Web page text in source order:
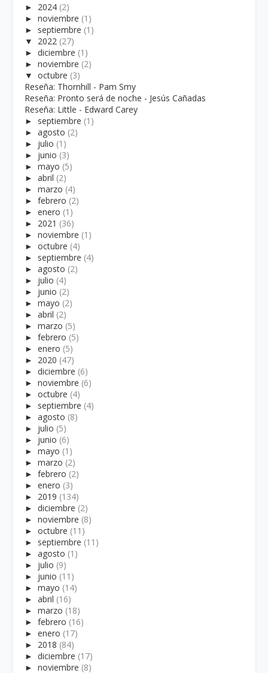
► 2024 (2)
► noviembre (1)
► septiembre (1)
▼
2022 (27)
► diciembre (1)
► noviembre (2)
▼ octubre (3)
Reseña: Thornhill - Pam Smy
Reseña: Pronto será de noche - Jesús Cañadas
Reseña: Little - Edward Carey
► septiembre (1)
► agosto (2)
► julio (1)
► junio (3)
► mayo (5)
► abril (2)
► marzo (4)
► febrero (2)
► enero (1)
► 2021 (36)
► noviembre (1)
► octubre (4)
► septiembre (4)
► agosto (2)
► julio (4)
► junio (2)
► mayo (2)
► abril (2)
► marzo (5)
► febrero (5)
► enero (5)
► 2020 (47)
► diciembre (6)
► noviembre (6)
► octubre (4)
► septiembre (4)
► agosto (8)
► julio (5)
► junio (6)
► mayo (1)
► marzo (2)
► febrero (2)
► enero (3)
► 2019 (134)
► diciembre (2)
► noviembre (8)
► octubre (11)
► septiembre (11)
► agosto (1)
► julio (9)
► junio (11)
► mayo (14)
► abril (16)
► marzo (18)
► febrero (16)
► enero (17)
► 2018 (84)
► diciembre (17)
► noviembre (8)